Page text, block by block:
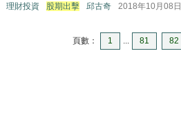
理財投資 股期出擊 邱古奇 2018年10月08日
頁數： 1 ... 81 82